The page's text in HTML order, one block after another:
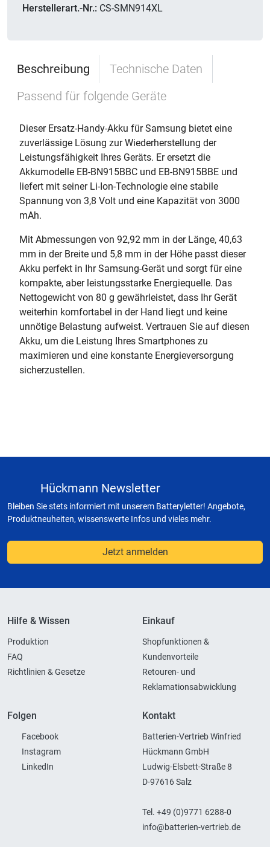
Herstellerart.-Nr.: CS-SMN914XL
Beschreibung
Technische Daten
Passend für folgende Geräte
Dieser Ersatz-Handy-Akku für Samsung bietet eine
zuverlässige Lösung zur Wiederherstellung der
Leistungsfähigkeit Ihres Geräts. Er ersetzt die
Akkumodelle EB-BN915BBC und EB-BN915BBE und
liefert mit seiner Li-Ion-Technologie eine stabile
Spannung von 3,8 Volt und eine Kapazität von 3000
mAh.
Mit Abmessungen von 92,92 mm in der Länge, 40,63
mm in der Breite und 5,8 mm in der Höhe passt dieser
Akku perfekt in Ihr Samsung-Gerät und sorgt für eine
kompakte, aber leistungsstarke Energiequelle. Das
Nettogewicht von 80 g gewährleistet, dass Ihr Gerät
weiterhin komfortabel in der Hand liegt und keine
unnötige Belastung aufweist. Vertrauen Sie auf diesen
Akku, um die Leistung Ihres Smartphones zu
maximieren und eine konstante Energieversorgung
sicherzustellen.
Hückmann Newsletter
Bleiben Sie stets informiert mit unserem Batteryletter! Angebote,
Produktneuheiten, wissenswerte Infos und vieles mehr.
Jetzt anmelden
Hilfe & Wissen
Produktion
FAQ
Richtlinien & Gesetze
Einkauf
Shopfunktionen &
Kundenvorteile
Retouren- und
Reklamationsabwicklung
Folgen
Facebook
Instagram
LinkedIn
Kontakt
Batterien-Vertrieb Winfried
Hückmann GmbH
Ludwig-Elsbett-Straße 8
D-97616 Salz
Tel. +49 (0)9771 6288-0
info@batterien-vertrieb.de